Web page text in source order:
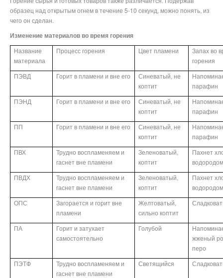
образец над открытым огнем в течение 5-10 секунд, можно понять, из
чего он сделан.
Изменение материалов во время горения
Название
материала
Процесс горения Цвет пламени
Запах во
горения
ПЭВД
Горит в пламени и вне его
Синеватый, не
коптит
парафин
ПЭНД
Горит в пламени и вне его
Синеватый, не
коптит
парафин
ПП
Горит в пламени и вне его
Синеватый, не
коптит
парафин
ПВХ
Трудно воспламеняем и
гаснет вне пламени
Зеленоватый,
коптит
Пахнет
ПВДХ
Трудно воспламеняем и
гаснет вне пламени
Зеленоватый,
коптит
Пахнет
ОПС
Загорается и горит вне
пламени
Желтоватый,
сильно коптит
ПА
Горит и затухает
самостоятельно
Голубой
жженый
перо
ПЭТФ
Трудно воспламеняем и
гаснет вне пламени
Светящийся